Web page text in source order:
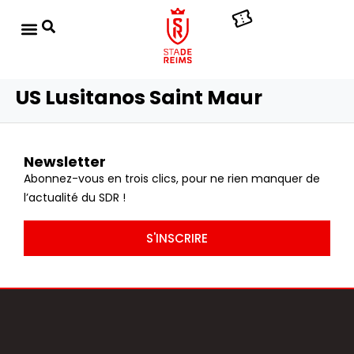
US Lusitanos Saint Maur
Newsletter
Abonnez-vous en trois clics, pour ne rien manquer de
l’actualité du SDR !
S'INSCRIRE